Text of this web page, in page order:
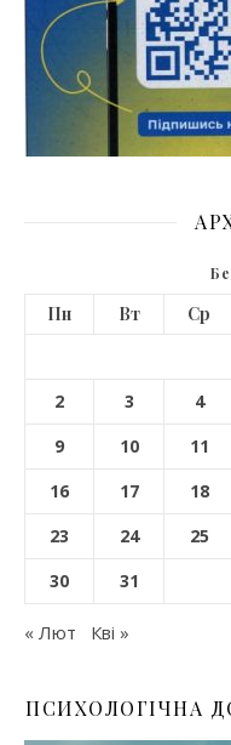
Пн Вт Ср
2
3 4
9
10 11
16
17 18
23
24 25
30
31
« Лют Кві »
ПСИХОЛОГІЧНА